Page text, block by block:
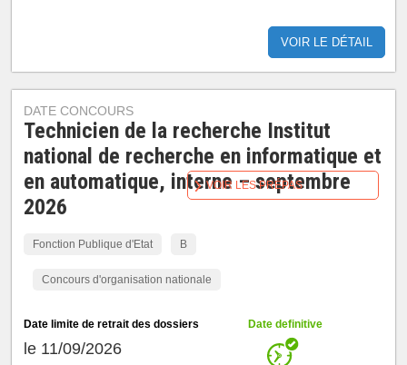
VOIR LE DÉTAIL
DATE CONCOURS
Technicien de la recherche Institut
national de recherche en informatique et
en automatique, interne – septembre
2026
Fonction Publique d'Etat B
Concours d'organisation nationale
Date limite de retrait des dossiers
le 11/09/2026
Date definitive
VOIR LES PRÉPAS